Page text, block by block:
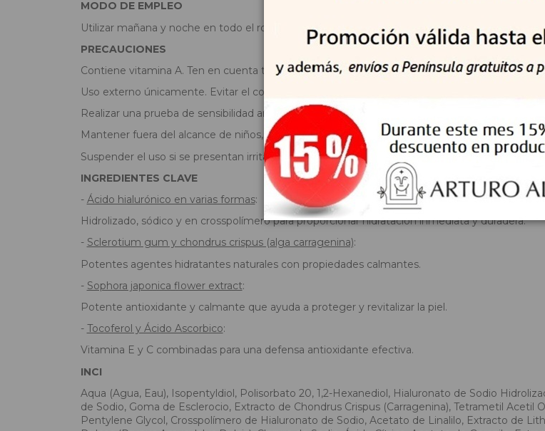
MODO DE EMPLEO
Utilizar mañana y noche en todo el rostro y cuello. Extrae de 2 a 3 gotas del producto con la
PRECAUCIONES
Contiene vitamina A. Ten en cuenta tu ingesta diaria antes de usarlo.
Uso externo únicamente. Evitar el contacto con los ojos y mucosas.
Realizar una prueba de sensibilidad antes del uso.
Mantener fuera del alcance de niños, en un lugar fresco y seco, alejado de la luz solar directa.
Suspender el uso si se presentan irritaciones o reacciones adversas, y consultar a un
INGREDIENTES CLAVE
- Ácido hialurónico en varias formas:
Hidrolizado, sódico y en crosspolímero para proporcionar hidratación inmediata y duradera.
- Sclerotium gum y chondrus crispus (alga carragenina):
Potentes agentes hidratantes naturales con propiedades calmantes.
- Sophora japonica flower extract:
Potente antioxidante y calmante que ayuda a proteger y revitalizar la piel.
- Tocoferol y Ácido Ascorbico:
Vitamina E y C combinadas para una defensa antioxidante efectiva.
INCI
Aqua (Agua, Eau), Isopentyldiol, Polisorbato 20, 1,2-Hexanediol, Hialuronato de Sodio
de Sodio, Goma de Esclerocio, Extracto de Chondrus Crispus (Carragenina), Tetrametil
Pentylene Glycol, Crosspolímero de Hialuronato de Sodio, Acetato de Linalilo, Extracto de